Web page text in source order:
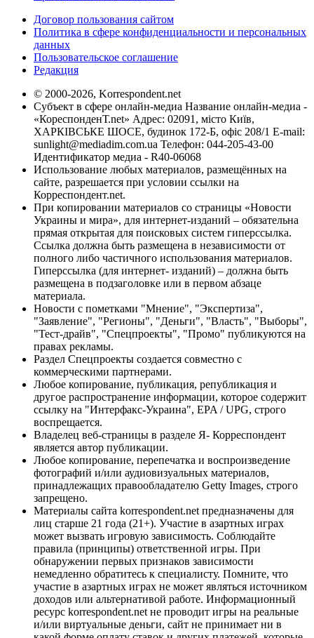
Договор пользования сайтом
Политика в сфере конфиденциальности и персональных
данных
Пользовательское соглашение
Редакция
© 2000-2026, Korrespondent.net
Субъект в сфере онлайн-медиа Название онлайн-медиа -
«КореспонденТ.net» Адрес: 02091, місто Київ,
ХАРКІВСЬКЕ ШОСЕ, будинок 172-Б, офіс 208/1 E-mail:
sunlight@mediadim.com.ua Телефон: 044-205-43-00
Идентификатор медиа - R40-06068
Использование любых материалов, размещённых на
сайте, разрешается при условии ссылки на
Корреспондент.net.
При копировании материалов со страницы «Новости
Украины и мира», для интернет-изданий – обязательна
прямая открытая для поисковых систем гиперссылка.
Ссылка должна быть размещена в независимости от
полного либо частичного использования материалов.
Гиперссылка (для интернет- изданий) – должна быть
размещена в подзаголовке или в первом абзаце
материала.
Новости с пометками "Мнение", "Экспертиза",
"Заявление", "Регионы", "Деньги", "Власть", "Выборы",
"Тест-драйв", "Спецпроекты", "Промо" публикуются на
правах рекламы.
Раздел Спецпроекты создается совместно с
коммерческими партнерами.
Любое копирование, публикация, републикация и
другое распространение информации, которое содержит
ссылку на "Интерфакс-Украина", EPA / UPG, строго
воспрещается.
Владелец веб-страницы в разделе Я- Корреспондент
является автор публикации.
Любое копирование, перепечатка и воспроизведение
фотографий и/или аудиовизуальных материалов,
принадлежащих правообладателю Getty Images, строго
запрещено.
Материалы сайта korrespondent.net предназначены для
лиц старше 21 года (21+). Участие в азартных играх
может вызвать игровую зависимость. Соблюдайте
правила (принципы) ответственной игры. При
обнаружении первых признаков зависимости
немедленно обратитесь к специалисту. Помните, что
участие в азартных играх не может являться источником
доходов или альтернативой работе. Информационный
ресурс korrespondent.net не проводит игры на реальные
и/или виртуальные деньги, сайт не принимает ни в